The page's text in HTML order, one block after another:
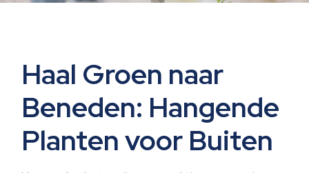
Haal Groen naar
Beneden: Hangende
Planten voor Buiten